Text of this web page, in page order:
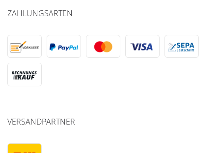
ZAHLUNGSARTEN
VERSANDPARTNER